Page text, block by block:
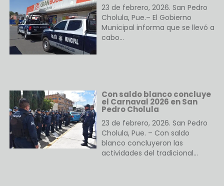
23 de febrero, 2026. San Pedro
Cholula, Pue.– El Gobierno
Municipal informa que se llevó a
cabo…
Con saldo blanco concluye
el Carnaval 2026 en San
Pedro Cholula
23 de febrero, 2026. San Pedro
Cholula, Pue. – Con saldo
blanco concluyeron las
actividades del tradicional…